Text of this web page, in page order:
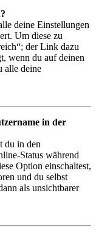
deine Einstellungen
Um diese zu
der Link dazu
wenn du auf deinen
alle deine
in der
du in den
Status während
Option einschaltest,
und du selbst
als unsichtbarer